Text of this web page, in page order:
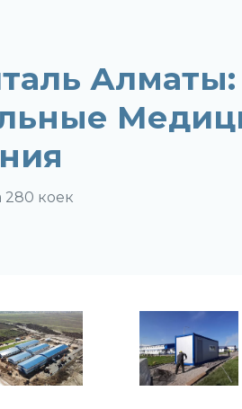
Алматы:
280 коек